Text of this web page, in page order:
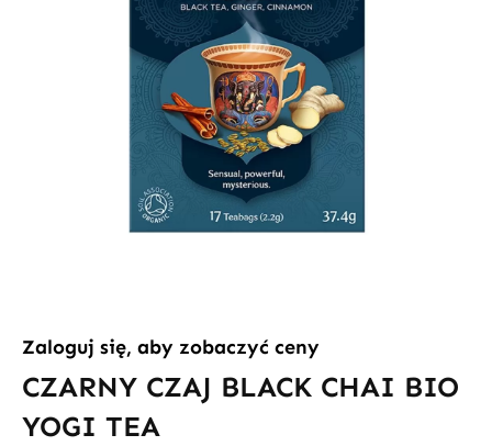
Zaloguj się, aby zobaczyć ceny
CZARNY CZAJ BLACK CHAI BIO
YOGI TEA